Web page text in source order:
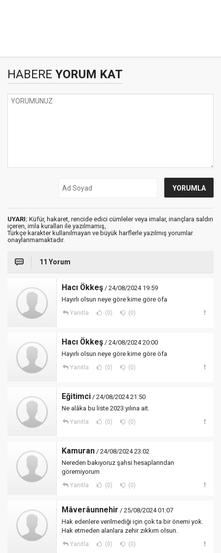
HABERE YORUM KAT
UYARI: Küfür, hakaret, rencide edici cümleler veya imalar, inançlara saldırı
içeren, imla kuralları ile yazılmamış,
Türkçe karakter kullanılmayan ve büyük harflerle yazılmış yorumlar
onaylanmamaktadır.
11 Yorum
Hacı Ökkeş / 24/08/2024 19:59
Hayırlı olsun neye göre kime göre öfa
Yanıtla (0) (0)
Hacı Ökkeş / 24/08/2024 20:00
Hayırlı olsun neye göre kime göre öfa
Yanıtla (0) (0)
Eğitimci / 24/08/2024 21:50
Ne alâka bu liste 2023 yılına ait.
Yanıtla (0) (0)
Kamuran / 24/08/2024 23:02
Nereden bakıyoruz şahsi hesaplarından
göremiyorum
Yanıtla (0) (0)
Mâverâunnehir / 25/08/2024 01:07
Hak edenlere verilmediği için çok ta bir önemi yok.
Hak etmeden alanlara zehir zıkkım olsun.
Yanıtla (0) (0)